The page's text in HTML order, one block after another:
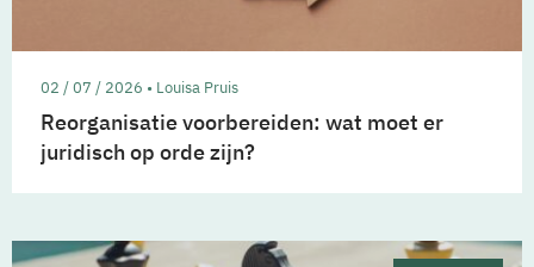
02 / 07 / 2026 • Louisa Pruis
Reorganisatie voorbereiden: wat moet er
juridisch op orde zijn?